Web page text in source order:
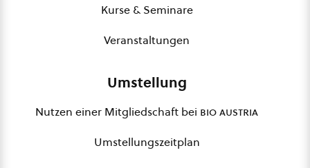
Kurse & Seminare
Veranstaltungen
Umstellung
Nutzen einer Mitgliedschaft bei bio austria
Umstellungszeitplan